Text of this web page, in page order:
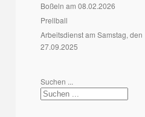
Boßeln am 08.02.2026
Prellball
Arbeitsdienst am Samstag, den
27.09.2025
Suchen ...